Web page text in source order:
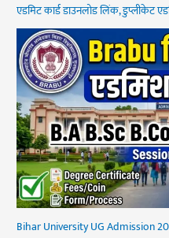
एडमिट कार्ड डाउनलोड लिंक, डुप्लीकेट
Bihar University UG Admission